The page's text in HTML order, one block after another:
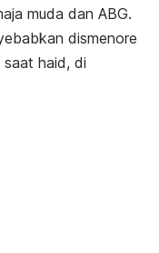
muda dan ABG.
dismenore
saat haid, di